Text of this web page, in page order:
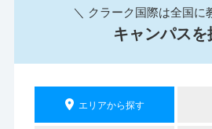
＼ クラーク国際は全国に
キャンパスを
エリアから探す